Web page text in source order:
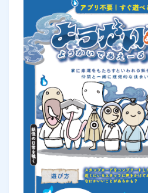
GAS得プラン
一般料金
「大阪ガスの都市ガス」へ
トップ
「大阪ガスの電気」が選ば
電気料金メニュー
お手続きから使用開始まで
太陽光発電余剰電力買取サ
まとめプラン
ガスと電気の使用開
ガスと電気の使用
料金プラン
工事・開通までの流れ
通信速度測定
まとめプラン
簡単プラン
インターネット
機器
キッチン
ガスコンロ
ガス炊飯器
ガスオーブン
レンジフード
バス・洗面
ガス給湯器
ガス温水浴室暖房乾燥機
「カワック・ミストカワ
乾太くん
リビング・空調
ガスファンヒーター
ガス温水床暖房「ヌック
発電・省エネ
エネファーム
警報器・消火器
修理
故障診断
エラーコード診断
取扱説明書を探す
お近くのガスのお店
定額サービス
らく得リース
らく得保証
ほっ得定額
機器・修理お
くらしのサービストップ
リフォーム・リノベーション
リフォーム・リノベーション
住ミカタ・リフォーム
リノベーション「マイリノ
安心・安全
住ミカタ・サービス
ホームセキュリティ
みるぴこ
便利・おトク
スマイLINK
FitDish
お手続き・サポート
お手続き一覧
お客さまサポート
お問い合わせ
お引越しの手
ショールーム
総合TOP 業務用・産業用のお客さ